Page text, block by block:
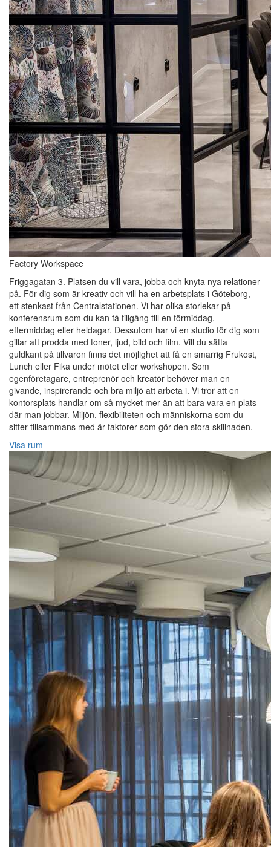
Factory Workspace
Friggagatan 3. Platsen du vill vara, jobba och knyta nya relationer
på. För dig som är kreativ och vill ha en arbetsplats i Göteborg,
ett stenkast från Centralstationen. Vi har olika storlekar på
konferensrum som du kan få tillgång till en förmiddag,
eftermiddag eller heldagar. Dessutom har vi en studio för dig som
gillar att prodda med toner, ljud, bild och film. Vill du sätta
guldkant på tillvaron finns det möjlighet att få en smarrig Frukost,
Lunch eller Fika under mötet eller workshopen. Som
egenföretagare, entreprenör och kreatör behöver man en
givande, inspirerande och bra miljö att arbeta i. Vi tror att en
kontorsplats handlar om så mycket mer än att bara vara en plats
där man jobbar. Miljön, flexibiliteten och människorna som du
sitter tillsammans med är faktorer som gör den stora skillnaden.
Visa rum